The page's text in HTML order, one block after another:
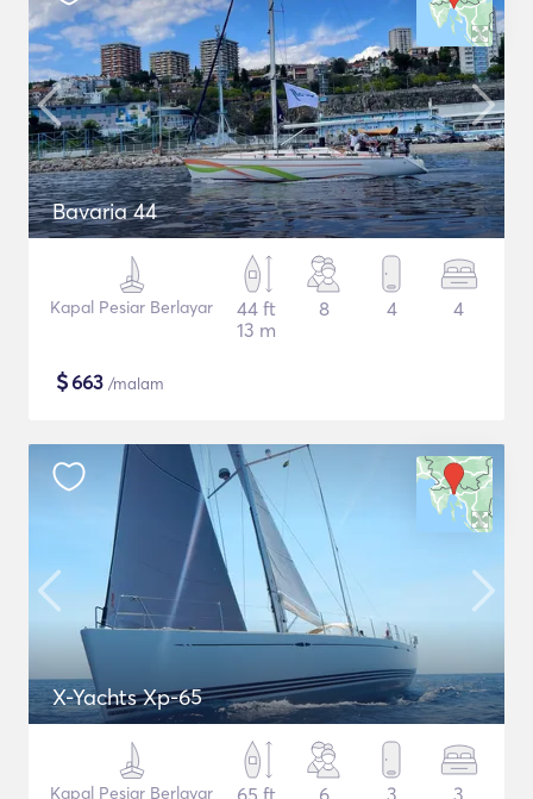
Bavaria 44
Kapal Pesiar Berlayar
44 ft
13 m
8 4 4
$663 /malam
X-Yachts Xp-65
Kapal Pesiar Berlayar
65 ft
6 3 3